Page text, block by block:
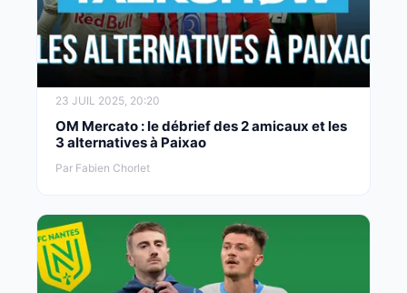
23 JUIL 2025, 20:20
OM Mercato : le débrief des 2 amicaux et les
3 alternatives à Paixao
Par Fabien Chorlet